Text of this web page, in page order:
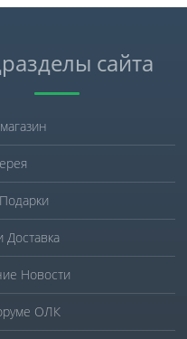
сайта
Доставка
Новости
ОЛК